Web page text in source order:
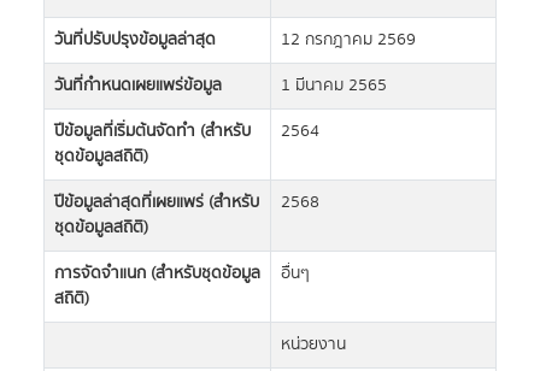
วันที่ปรับปรุงข้อมูลล่าสุด
12 กรกฎาคม 2569
วันที่กำหนดเผยแพร่ข้อมูล
1 มีนาคม 2565
ปีข้อมูลที่เริ่มต้นจัดทำ (สำหรับ
ชุดข้อมูลสถิติ)
2564
ปีข้อมูลล่าสุดที่เผยแพร่ (สำหรับ
ชุดข้อมูลสถิติ)
2568
การจัดจำแนก (สำหรับชุดข้อมูล
สถิติ)
อื่นๆ
หน่วยงาน